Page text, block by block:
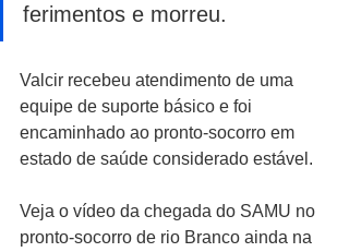
ferimentos e morreu.
Valcir recebeu atendimento de uma
equipe de suporte básico e foi
encaminhado ao pronto-socorro em
estado de saúde considerado estável.
Veja o vídeo da chegada do SAMU no
pronto-socorro de rio Branco ainda na